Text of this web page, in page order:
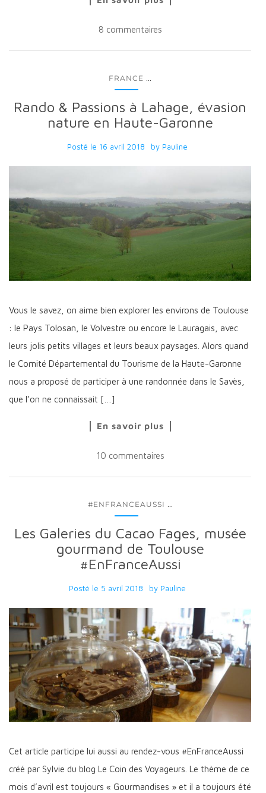
8 commentaires
FRANCE
Rando & Passions à Lahage, évasion
nature en Haute-Garonne
Posté le 16 avril 2018 by Pauline
Vous le savez, on aime bien explorer les environs de Toulouse
: le Pays Tolosan, le Volvestre ou encore le Lauragais, avec
leurs jolis petits villages et leurs beaux paysages. Alors quand
le Comité Départemental du Tourisme de la Haute-Garonne
nous a proposé de participer à une randonnée dans le Savès,
que l’on ne connaissait […]
En savoir plus
10 commentaires
#ENFRANCEAUSSI
Les Galeries du Cacao Fages, musée
gourmand de Toulouse
#EnFranceAussi
Posté le 5 avril 2018 by Pauline
Cet article participe lui aussi au rendez-vous #EnFranceAussi
créé par Sylvie du blog Le Coin des Voyageurs. Le thème de ce
mois d’avril est toujours « Gourmandises » et il a toujours été